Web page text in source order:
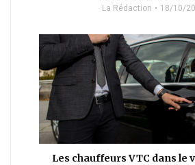
La Rédaction 18/10/
Les chauffeurs VTC dans le